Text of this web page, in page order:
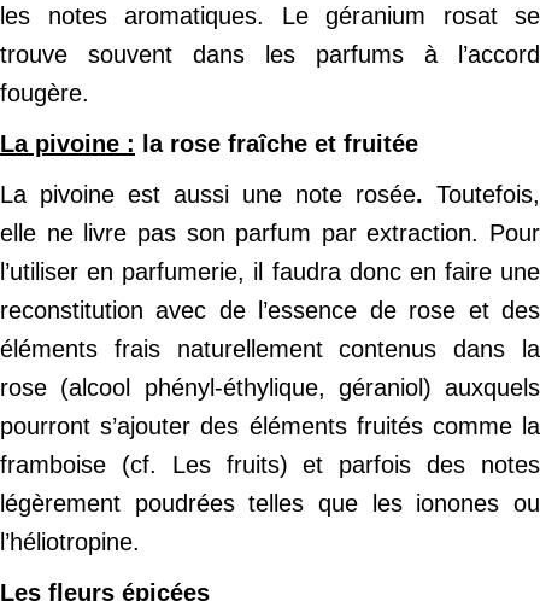
les notes aromatiques. Le géranium rosat se
trouve souvent dans les parfums à l’accord
fougère.
La pivoine :
la rose fraîche et fruitée
La pivoine est aussi une note rosée. Toutefois,
elle ne livre pas son parfum par extraction. Pour
l’utiliser en parfumerie, il faudra donc en faire une
reconstitution avec de l’essence de rose et des
éléments frais naturellement contenus dans la
rose (alcool phényl-éthylique, géraniol) auxquels
pourront s’ajouter des éléments fruités comme la
framboise (cf. Les fruits) et parfois des notes
légèrement poudrées telles que les ionones ou
l’héliotropine.
Les fleurs épicées